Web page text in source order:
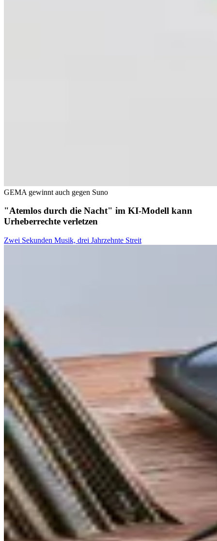
GEMA gewinnt auch gegen Suno
"Atemlos durch die Nacht" im KI-Modell kann
Urheberrechte verletzen
Zwei Sekunden Musik, drei Jahrzehnte Streit